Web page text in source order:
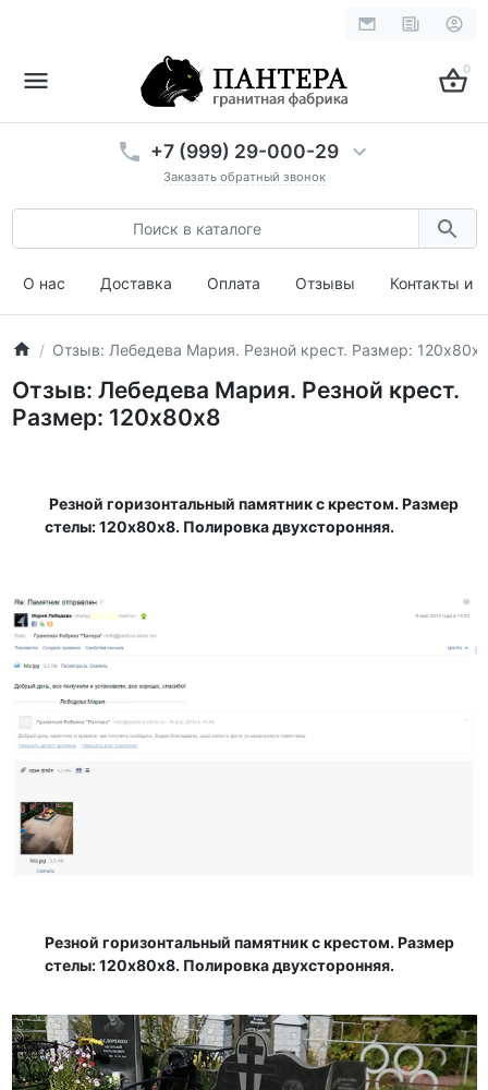
0
+7 (999) 29-000-29
Заказать обратный звонок
О нас Доставка Оплата Отзывы Контакты и
Отзыв: Лебедева Мария. Резной крест. Размер:
Отзыв: Лебедева Мария. Резной крест.
Размер: 120х80х8
Резной горизонтальный памятник с крестом. Размер
стелы: 120х80х8. Полировка двухсторонняя.
Резной горизонтальный памятник с крестом. Размер
стелы: 120х80х8. Полировка двухсторонняя.